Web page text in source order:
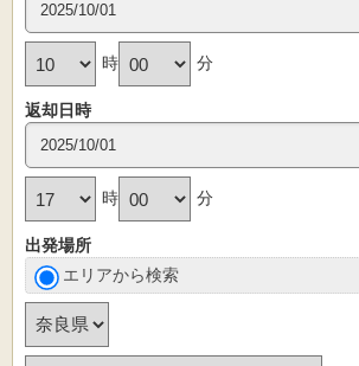
時 分
返却日時
時 分
出発場所
エリアから検索